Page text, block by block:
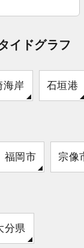
イドグラフ
海岸 石垣港
福岡市 宗像
分県